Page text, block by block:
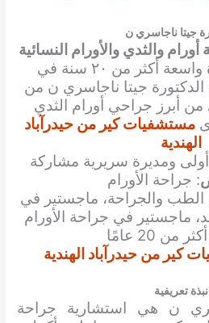
جيتا ناجاسري ن
والثدي والأورام النسائية
. بخبرة واسعة أكثر من ٢٠ سنة في
الدكتورة جيتا ناجاسري ن من
من أبرز جراحي أورام الثدي
مستشفيات كير من حيدرآباد
الهندية
ومديرة سريرية مشاركة
: جراحة الأورام
الطب والجراحة، ماجستير في
ماجستير في جراحة الأورام
من 20 عامًا
كير من حيدرآباد الهندية
نبذة تعريفية
ن هي استشارية جراحة